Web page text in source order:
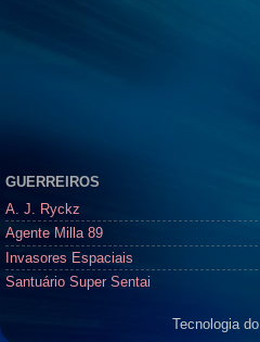
GUERREIROS
A. J. Ryckz
Agente Milla 89
Invasores Espaciais
Santuário Super Sentai
Tecnologia do